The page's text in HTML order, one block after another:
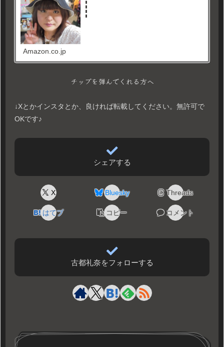
Amazon.co.jp
チップを弾んでくれる方へ
↓Xとかインスタとか、良ければ転載してください。無許可で
OKです♪
シェアする
X Bluesky Threads
はてブ コピー コメント
古都礼奈をフォローする